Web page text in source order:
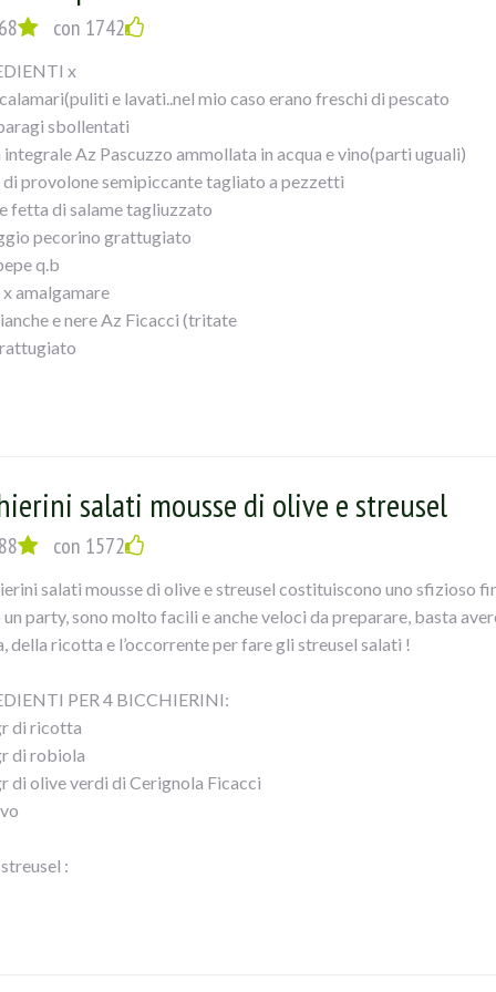
con 1742
x
e lavati..nel mio caso erano freschi di pescato
sbollentati
integrale Az Pascuzzo ammollata in acqua e vino(parti uguali)
provolone semipiccante tagliato a pezzetti
fetta di salame tagliuzzato
pecorino grattugiato
q.b
x amalgamare
e nere Az Ficacci (tritate
e
evo, coprirlicon un trito di olive , mandorle e pane
,salare,pepare ed unire aglio tritato,vino bianco ed
con carta alluminio ed infornare x 15`..a cca200°...POI
il calamaro tagliarlo a fette e servirlo contornato dai
salati mousse di olive e streusel
con 1572
salati mousse di olive e streusel costituiscono uno sfizioso
party, sono molto facili e anche veloci da preparare, basta
della ricotta e l’occorrente per fare gli streusel salati !
PER 4 BICCHIERINI:
di ricotta
di robiola
di olive verdi di Cerignola Ficacci
: